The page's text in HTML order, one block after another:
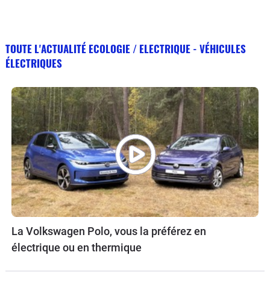
TOUTE L'ACTUALITÉ ECOLOGIE / ELECTRIQUE - VÉHICULES
ÉLECTRIQUES
La Volkswagen Polo, vous la préférez en
électrique ou en thermique